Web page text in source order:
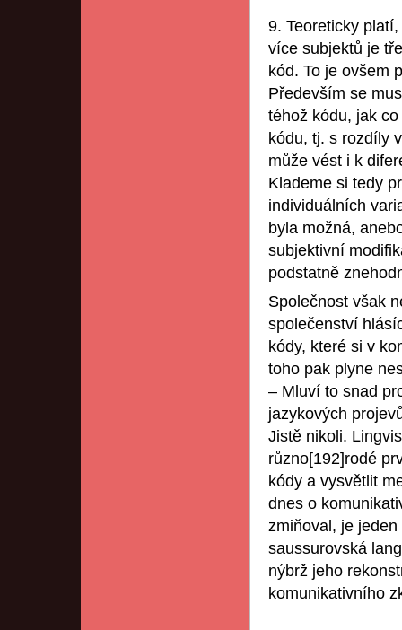
9. Teoreticky
více subjektů je
kód. To je ovšem
Především se
téhož kódu, jak
kódu, tj. s rozdíly
může vést i k
Klademe si tedy
individuálních
byla možná,
subjektivní
podstatně
Společnost však
společenství
kódy, které si v
toho pak plyne
– Mluví to snad
jazykových
Jistě nikoli.
různo[192]rodé
kódy a vysvětlit
dnes o
zmiňoval, je
saussurovská
nýbrž jeho
komunikativního